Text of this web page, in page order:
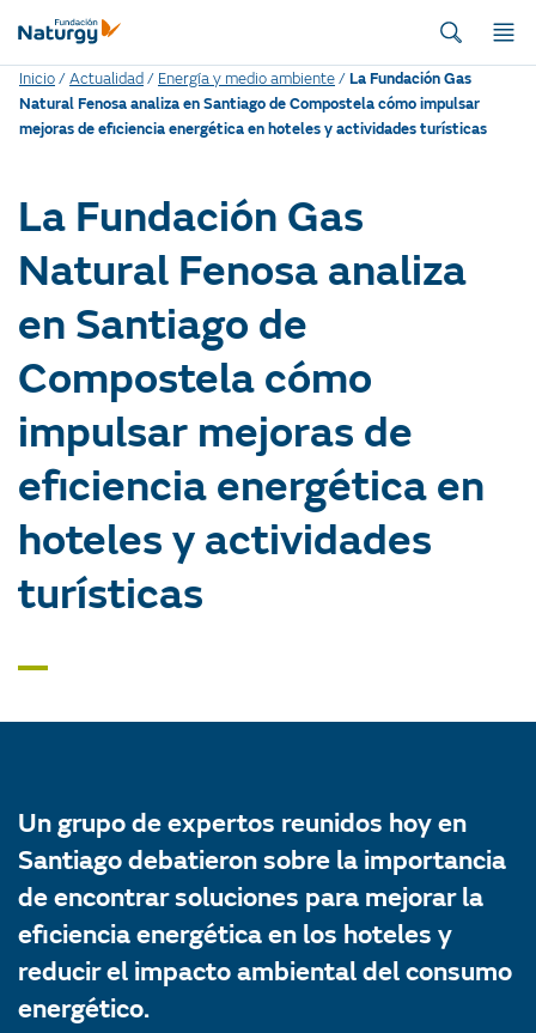
Inicio/Actualidad / Energía y medio ambiente/La Fundación Gas
Natural Fenosa analiza en Santiago de Compostela cómo impulsar
mejoras de eficiencia energética en hoteles y actividades turísticas
La Fundación Gas
Natural Fenosa analiza
en Santiago de
Compostela cómo
impulsar mejoras de
eficiencia energética en
hoteles y actividades
turísticas
Un grupo de expertos reunidos hoy en
Santiago debatieron sobre la importancia
de encontrar soluciones para mejorar la
eficiencia energética en los hoteles y
reducir el impacto ambiental del consumo
energético.